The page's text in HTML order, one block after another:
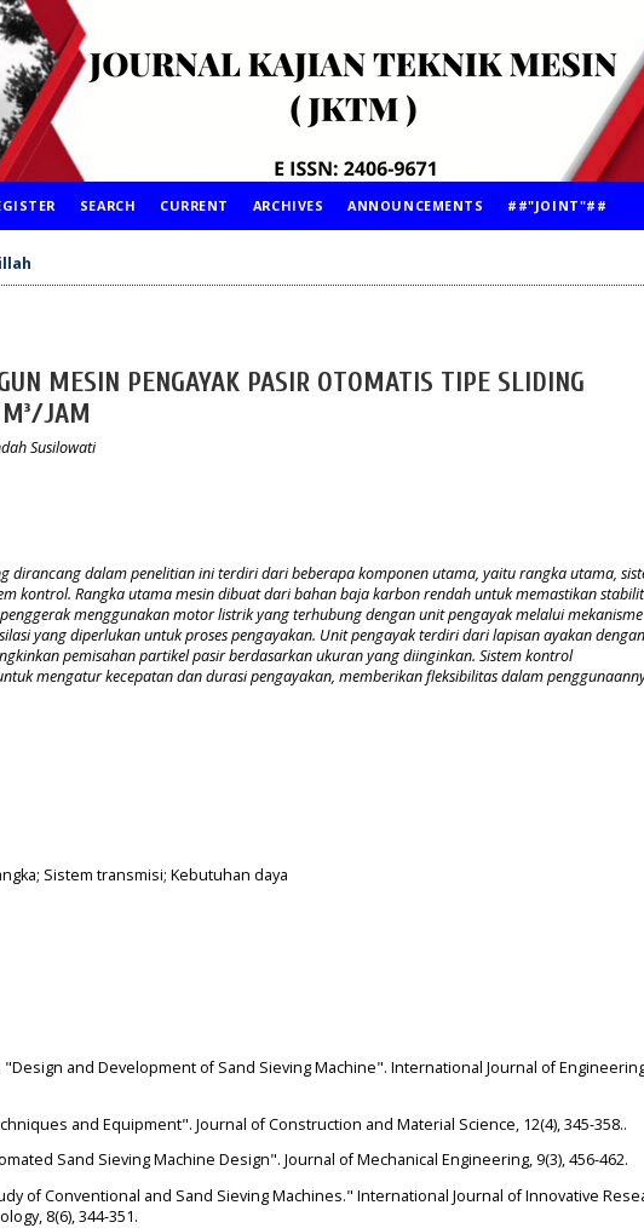
SEARCH CURRENT ARCHIVES ANNOUNCEMENTS ##"JOINT"##
MESIN PENGAYAK PASIR OTOMATIS TIPE SLIDING
M³/JAM
Susilowati
dirancang dalam penelitian ini terdiri dari beberapa komponen utama, yaitu rangka utama,
kontrol. Rangka utama mesin dibuat dari bahan bajakarbon rendahuntuk memastikan
menggunakan motor listrik yang terhubung dengan unit pengayak melalui mekanisme
yang diperlukan untuk proses pengayakan. Unit pengayak terdiri dari lapisan ayakan dengan
pemisahan partikel pasir berdasarkan ukuran yang diinginkan. Sistem kontrol
mengatur kecepatan dan durasi pengayakan, memberikan fleksibilitas dalam
Sistem transmisi; Kebutuhan daya
"Design and Development of Sand Sieving Machine". International Journal of
and Equipment". Journal of Construction and Material Science, 12(4), 345-358..
Sand Sieving Machine Design". Journal of Mechanical Engineering, 9(3), 456-462.
of Conventional and Sand Sieving Machines." International Journal of Innovative
8(6), 344-351.